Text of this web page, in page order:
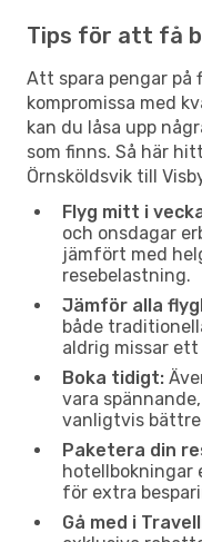
Tips för att få
Att spara pengar
kompromissa med
kan du låsa upp
som finns. Så här
Örnsköldsvik till
Flyg mitt i
och onsdagar
jämfört med
resebelastning.
Jämför alla
både
aldrig missar
Boka tidigt:
vara
vanligtvis
Paketera din
hotellbokningar
för extra
Gå med i